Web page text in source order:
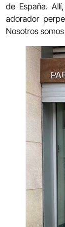
de España.
adorador
Nosotros